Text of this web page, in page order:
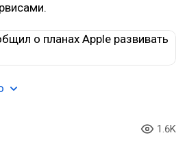
1.6K